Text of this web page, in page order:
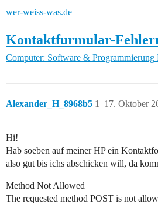
wer-weiss-was.de
Kontaktfurmular-
Computer: Software & Programmierung
Alexander_H_8968b5 17. Oktober
1
Hi!
Hab soeben auf meiner HP ein
also gut bis ichs abschicken will, da
Method Not Allowed
The requested method POST is not